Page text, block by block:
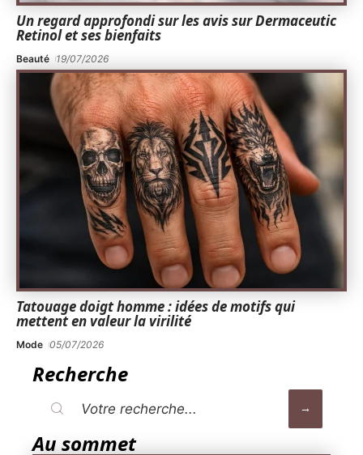
Un regard approfondi sur les avis sur Dermaceutic
Retinol et ses bienfaits
Beauté 19/07/2026
Tatouage doigt homme : idées de motifs qui
mettent en valeur la virilité
Mode 05/07/2026
Recherche
Au sommet